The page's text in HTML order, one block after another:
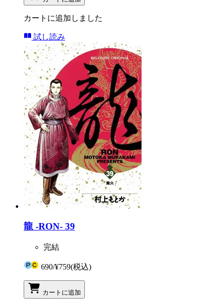
カートに追加しました
試し読み
龍 -RON- 39
完結
690/¥759(税込)
カートに追加